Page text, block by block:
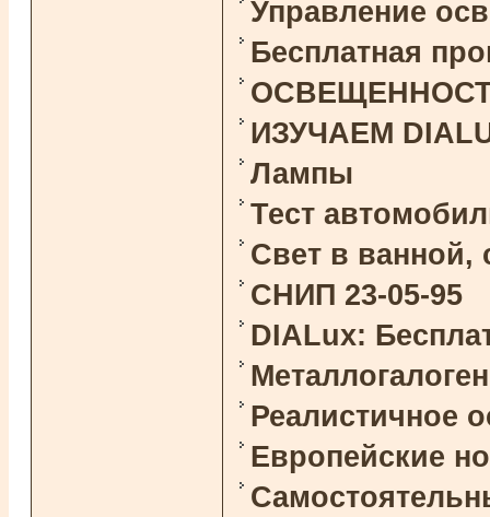
Управление
Бесплатная
ОСВЕЩЕННОСТЬ
ИЗУЧАЕМ
Лампы
Тест
Свет в ванной,
СНИП 23-05-95
DIALux:
Реалистичное
Европейские